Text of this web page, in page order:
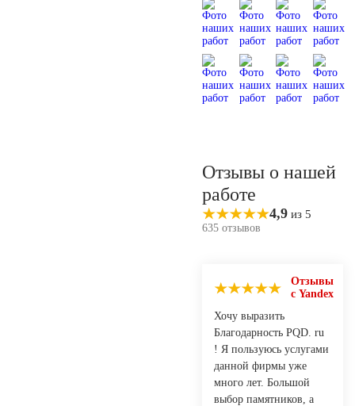
Отзывы о нашей
работе
4,9 из 5
635 отзывов
Отзывы
с Yandex
Хочу выразить
Благодарность PQD. ru
! Я пользуюсь услугами
данной фирмы уже
много лет. Большой
выбор памятников, а